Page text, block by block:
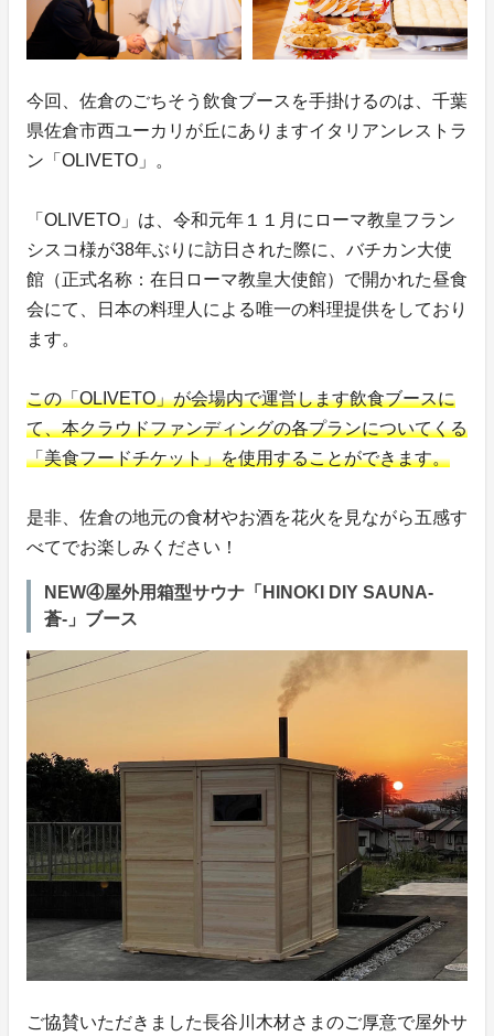
今回、佐倉のごちそう飲食ブースを手掛けるのは、千葉
県佐倉市西ユーカリが丘にありますイタリアンレストラ
ン「OLIVETO」。
「OLIVETO」は、令和元年１１月にローマ教皇フラン
シスコ様が38年ぶりに訪日された際に、バチカン大使
館（正式名称：在日ローマ教皇大使館）で開かれた昼食
会にて、日本の料理人による唯一の料理提供をしており
ます。
この「OLIVETO」が会場内で運営します飲食ブースに
て、本クラウドファンディングの各プランについてくる
「美食フードチケット」を使用することができます。
是非、佐倉の地元の食材やお酒を花火を見ながら五感す
べてでお楽しみください！
NEW④屋外用箱型サウナ「HINOKI DIY SAUNA-
蒼-」ブース
ご協賛いただきました長谷川木材さまのご厚意で屋外サ